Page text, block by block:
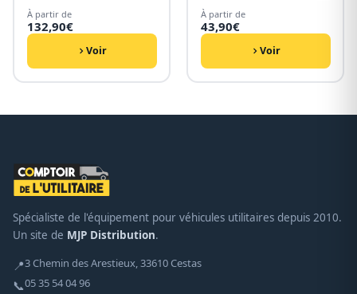
À partir de
132,90€
Voir
À partir de
43,90€
Voir
Spécialiste de l'équipement pour véhicules utilitaires depuis 2010.
Un site de MJP Distribution.
📍3 Chemin des Arestieux, 33610 Cestas
📞05 35 54 04 96